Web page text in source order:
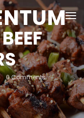
0 Comments